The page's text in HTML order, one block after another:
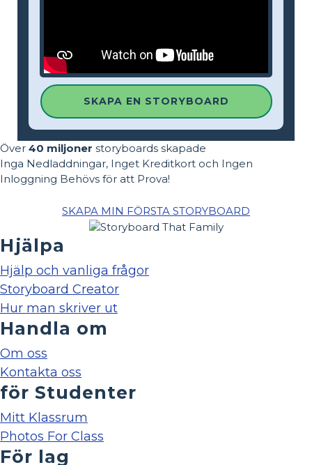
SKAPA EN STORYBOARD
Över 40 miljoner storyboards skapade
Inga Nedladdningar, Inget Kreditkort och Ingen
Inloggning Behövs för att Prova!
SKAPA MIN FÖRSTA STORYBOARD
Hjälpa
Hjälp och vanliga frågor
Storyboard Creator
Hur man skriver ut
Handla om
Om oss
Kontakta oss
för Studenter
Mitt Klassrum
Photos For Class
För lag